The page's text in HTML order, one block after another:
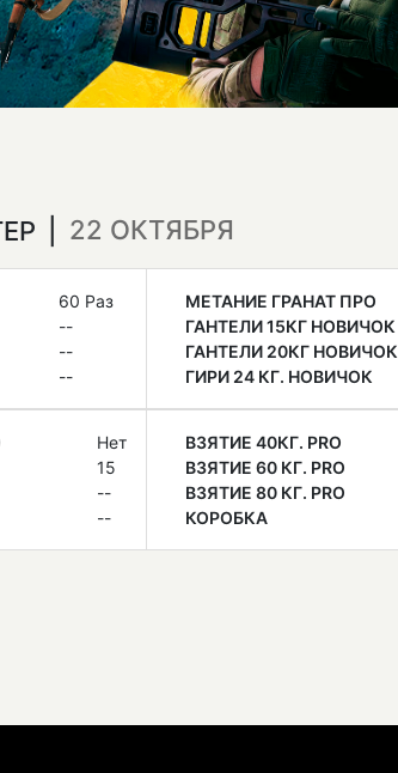
22 ОКТЯБРЯ
60 Раз
--
--
--
МЕТАНИЕ ГРАНАТ ПРО
ГАНТЕЛИ 15КГ НОВИЧОК
ГАНТЕЛИ 20КГ НОВИЧОК
ГИРИ 24 КГ. НОВИЧОК
Нет
15
--
--
ВЗЯТИЕ 40КГ. PRO
ВЗЯТИЕ 60 КГ. PRO
ВЗЯТИЕ 80 КГ. PRO
КОРОБКА